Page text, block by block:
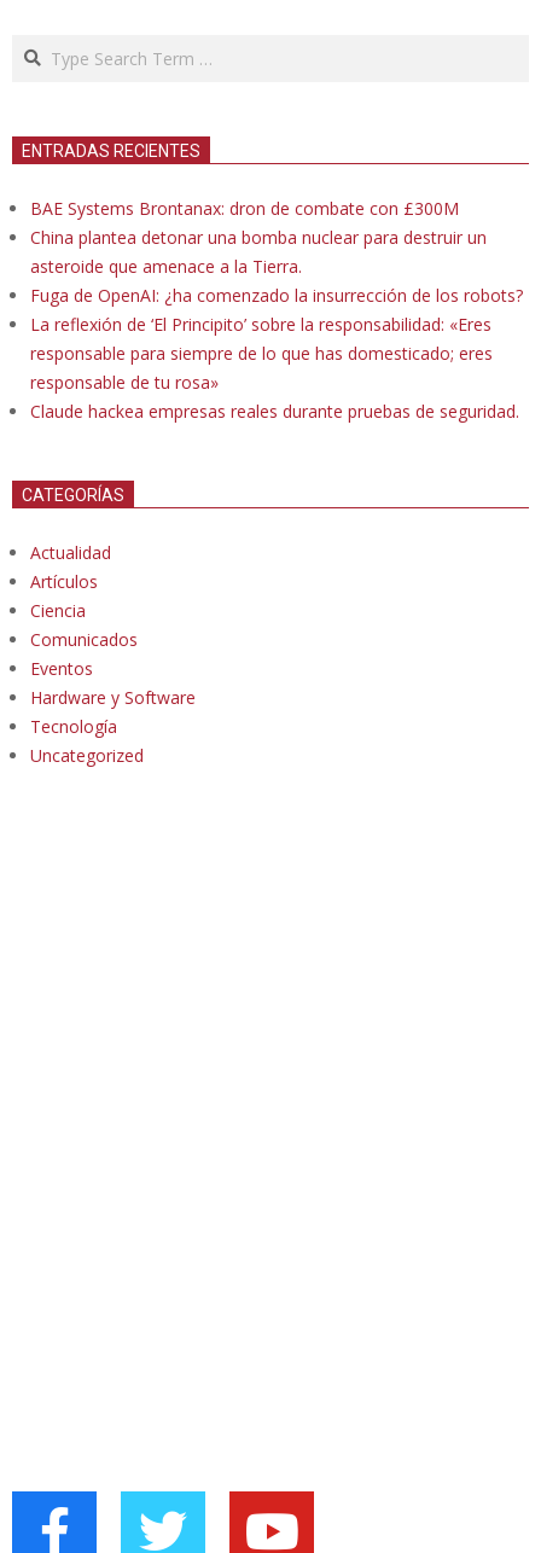
Search
ENTRADAS RECIENTES
BAE Systems Brontanax: dron de combate con £300M
China plantea detonar una bomba nuclear para destruir un
asteroide que amenace a la Tierra.
Fuga de OpenAI: ¿ha comenzado la insurrección de los robots?
La reflexión de ‘El Principito’ sobre la responsabilidad: «Eres
responsable para siempre de lo que has domesticado; eres
responsable de tu rosa»
Claude hackea empresas reales durante pruebas de seguridad.
CATEGORÍAS
Actualidad
Artículos
Ciencia
Comunicados
Eventos
Hardware y Software
Tecnología
Uncategorized